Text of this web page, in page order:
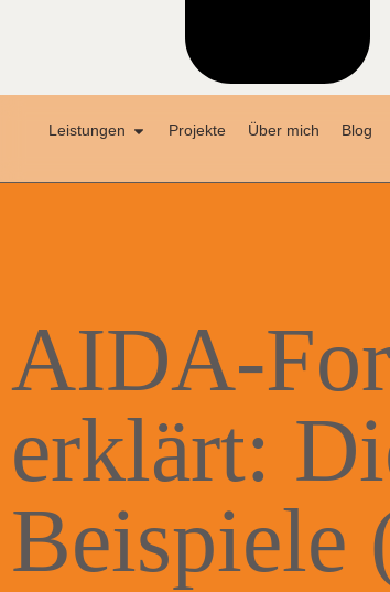
Leistungen Projekte Über mich Blog
AIDA-
erklärt:
Beispiele